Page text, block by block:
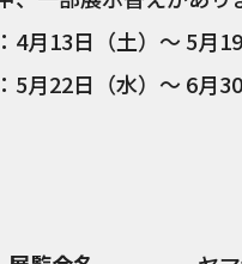
4月13日（土）～ 5月19
5月22日（水）～ 6月30